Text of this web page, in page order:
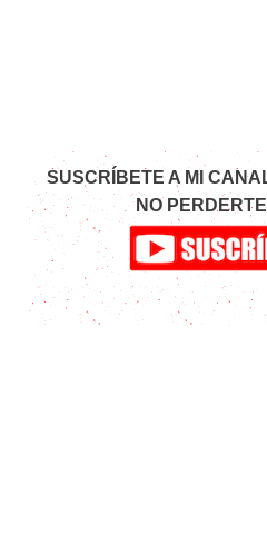
SUSCRÍBETE A MI
NO